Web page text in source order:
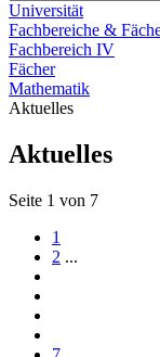
Universität
Fachbereiche &
Fachbereich IV
Fächer
Mathematik
Aktuelles
Aktuelles
Seite 1 von 7
1
2 ...